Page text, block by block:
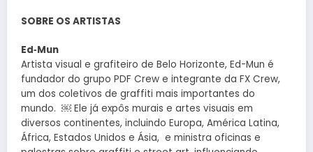
SOBRE OS ARTISTAS
Ed‑Mun
Artista visual e grafiteiro de Belo Horizonte, Ed-Mun é
fundador do grupo PDF Crew e integrante da FX Crew,
um dos coletivos de graffiti mais importantes do
mundo. ￼ Ele já expôs murais e artes visuais em
diversos continentes, incluindo Europa, América Latina,
África, Estados Unidos e Ásia, e ministra oficinas e